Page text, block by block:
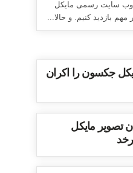
وب سایت رسمی مایکل
بازدید کنیم. و حالا...
جکسون را اکران
تصویر مایکل